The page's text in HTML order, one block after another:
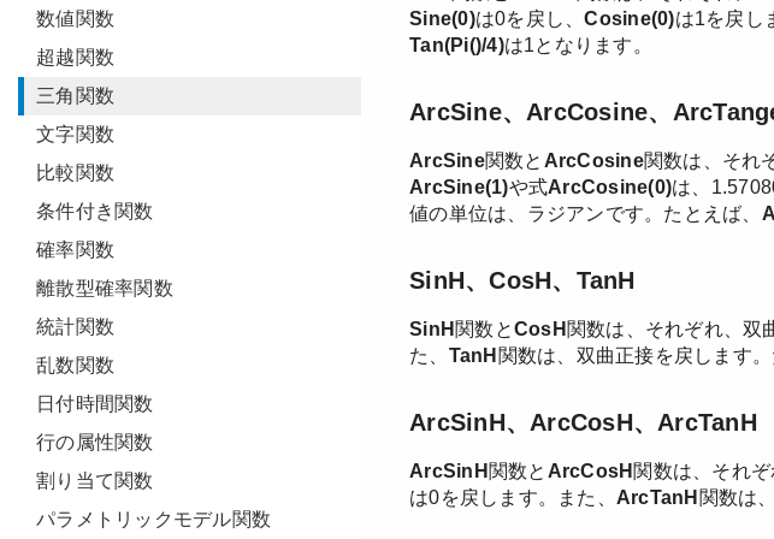
数値関数
超越関数
三角関数
文字関数
比較関数
条件付き関数
確率関数
離散型確率関数
統計関数
乱数関数
日付時間関数
行の属性関数
割り当て関数
パラメトリックモデル関数